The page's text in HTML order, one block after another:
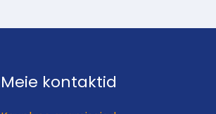
Meie kontaktid